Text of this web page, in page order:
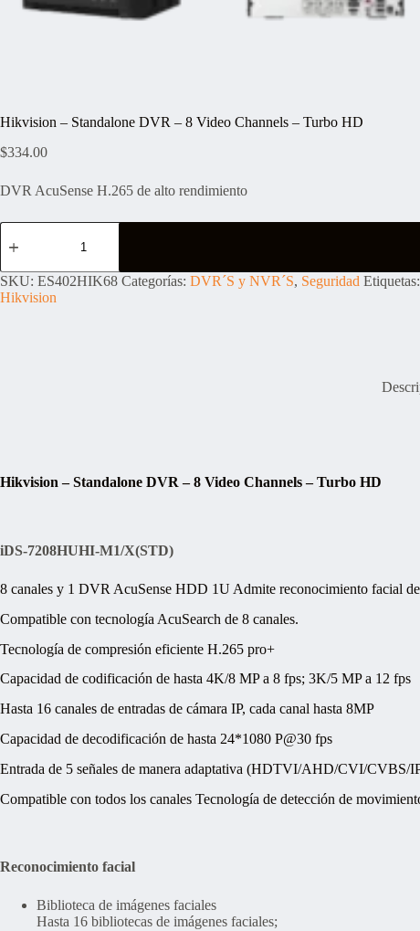
Hikvision – Standalone DVR – 8 Video Channels – Turbo HD
$334.00
DVR AcuSense H.265 de alto rendimiento
Hikvision
DVR
-
8
SKU: ES402HIK68 Categorías: DVR´S y NVR´S, Seguridad Etiquetas:
Hikvision
Hikvision – Standalone DVR – 8 Video Channels – Turbo HD
iDS-7208HUHI-M1/X(STD)
8 canales y 1 DVR AcuSense HDD 1U Admite reconocimiento facial
Compatible con tecnología AcuSearch de 8 canales.
Tecnología de compresión eficiente H.265 pro+
Capacidad de codificación de hasta 4K/8 MP a 8 fps; 3K/5 MP a 12 fps
Hasta 16 canales de entradas de cámara IP, cada canal hasta 8MP
Capacidad de decodificación de hasta 24*1080 P@30 fps
Entrada de 5 señales de manera adaptativa (HDTVI/AHD/CVI/CVBS/
Compatible con todos los canales Tecnología de detección de
Reconocimiento facial
Biblioteca de imágenes faciales
Hasta 16 bibliotecas de imágenes faciales;